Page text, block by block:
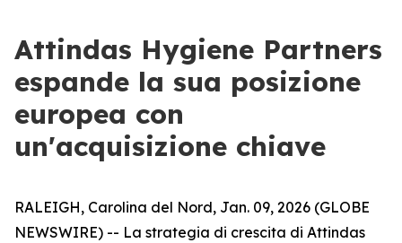
Attindas Hygiene Partners
espande la sua posizione
europea con
un'acquisizione chiave
RALEIGH, Carolina del Nord, Jan. 09, 2026 (GLOBE
NEWSWIRE) -- La strategia di crescita di Attindas